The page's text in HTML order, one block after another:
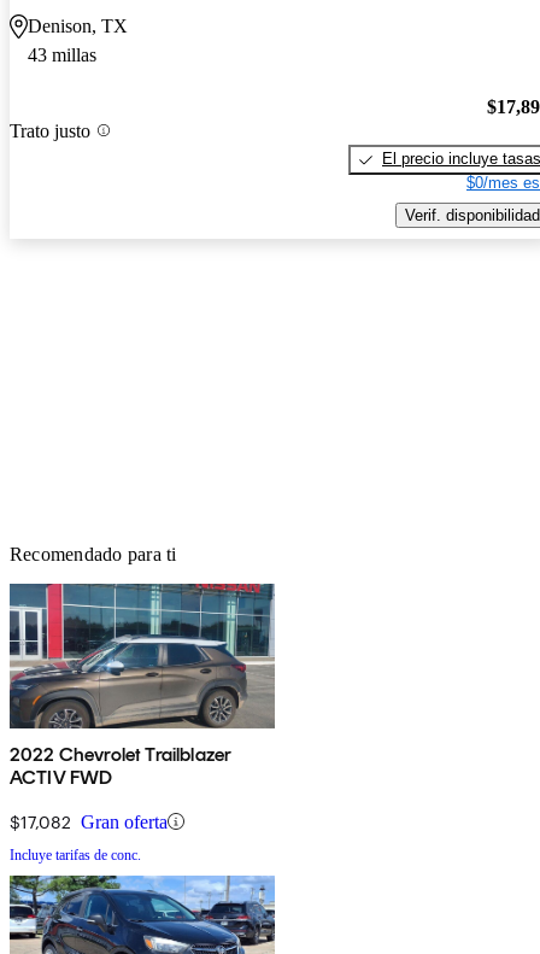
Denison, TX
43 millas
Trato justo
El precio incluye tasas
$0/mes
Verif. disponibilidad
Recomendado para ti
2022 Chevrolet Trailblazer
ACTIV FWD
$17,082 Gran oferta
Incluye tarifas de conc.